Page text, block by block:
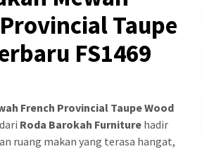
Taupe
FS1469
French Provincial Taupe Wood
Roda Barokah Furniture hadir
ruang makan yang terasa hangat,